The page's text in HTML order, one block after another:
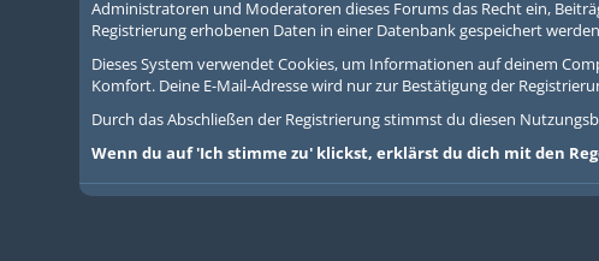
Administratoren und Moderatoren dieses Forums das Recht ein,
Registrierung erhobenen Daten in einer Datenbank gespeichert
Dieses System verwendet Cookies, um Informationen auf deinem
Komfort. Deine E-Mail-Adresse wird nur zur Bestätigung der
Durch das Abschließen der Registrierung stimmst du diesen
Wenn du auf 'Ich stimme zu' klickst, erklärst du dich mit den